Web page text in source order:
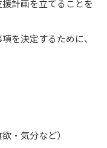
計画を立てることを
を決定するために、
・気分など）